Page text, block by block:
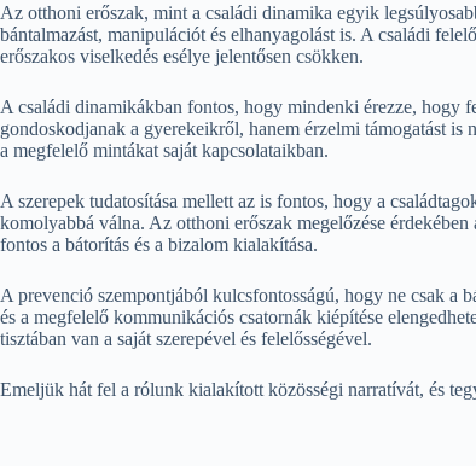
Az otthoni erőszak, mint a családi dinamika egyik
bántalmazást, manipulációt és elhanyagolást is. A családi
erőszakos viselkedés esélye jelentősen csökken.
A családi dinamikákban fontos, hogy mindenki érezze, hogy
gondoskodjanak a gyerekeikről, hanem érzelmi támogatást
a megfelelő mintákat saját kapcsolataikban.
A szerepek tudatosítása mellett az is fontos, hogy a
komolyabbá válna. Az otthoni erőszak megelőzése
fontos a bátorítás és a bizalom kialakítása.
A prevenció szempontjából kulcsfontosságú, hogy ne csak a
és a megfelelő kommunikációs csatornák kiépítése
tisztában van a saját szerepével és felelősségével.
Emeljük hát fel a rólunk kialakított közösségi narratívát, és